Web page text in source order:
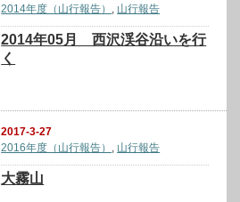
2014年度（山行報告） , 山行報告
2014年05月 西沢渓谷沿いを行
く
2017-3-27
2016年度（山行報告） , 山行報告
大霧山